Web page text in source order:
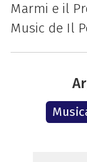
Marmi e il
Music de Il